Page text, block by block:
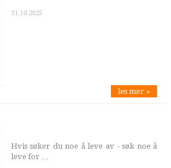
31.10.2025
les mer »
Hvis søker du noe å leve av - søk noe å
leve for …